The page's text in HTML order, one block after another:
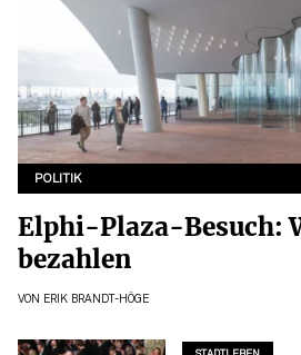
POLITIK
Elphi-Plaza-Besuch:
bezahlen
VON ERIK BRANDT-HÖGE